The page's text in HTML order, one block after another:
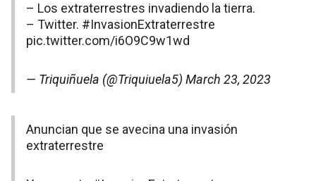
– Los extraterrestres invadiendo la tierra.
– Twitter. #InvasionExtraterrestre
pic.twitter.com/i6O9C9w1wd
— Triquiñuela (@Triquiuela5) March 23, 2023
Anuncian que se avecina una invasión
extraterrestre